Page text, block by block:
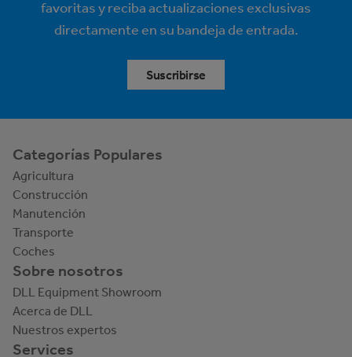
favoritas y reciba actualizaciones exclusivas
directamente en su bandeja de entrada.
Suscribirse
Categorías Populares
Agricultura
Construcción
Manutención
Transporte
Coches
Sobre nosotros
DLL Equipment Showroom
Acerca de DLL
Nuestros expertos
Services